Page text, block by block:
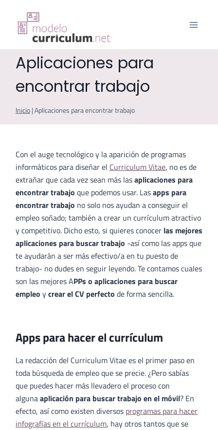
contenido
Aplicaciones para
encontrar trabajo
Inicio | Aplicaciones para encontrar trabajo
Con el auge tecnológico y la aparición de programas
informáticos para diseñar el Curriculum Vitae, no es de
extrañar que cada vez sean más lasaplicaciones para
encontrar trabajo que podemos usar. Lasapps para
encontrar trabajo no solo nos ayudan a conseguir el
empleo soñado; también a crear un currículum atractivo
y competitivo. Dicho esto, si quieres conocer las mejores
aplicaciones para buscar trabajo -así como las apps que
te ayudarán a ser más efectivo/a en tu puesto de
trabajo- no dudes en seguir leyendo. Te contamos cuales
son las mejores APPs o aplicaciones para buscar
empleo ycrear el CV perfecto de forma sencilla.
Apps para hacer el currículum
La redacción del Curriculum Vitae es el primer paso en
toda búsqueda de empleo que se precie. ¿Pero sabías
que puedes hacer más llevadero el proceso con
algunaaplicación para buscar trabajo en el móvil? En
efecto, así como existen diversos programas para hacer
infografías en el currículum, hay otros tantos que se